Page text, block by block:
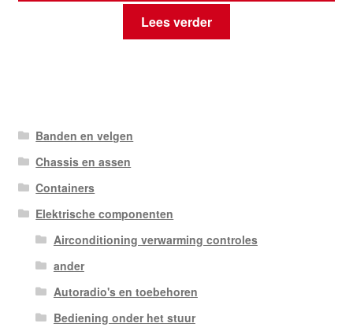
Lees verder
Banden en velgen
Chassis en assen
Containers
Elektrische componenten
Airconditioning verwarming controles
ander
Autoradio's en toebehoren
Bediening onder het stuur